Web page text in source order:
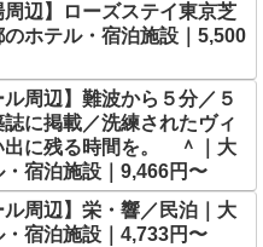
周辺】ローズステイ東京芝
ホテル・宿泊施設｜5,500
ル周辺】難波から５分／５
誌に掲載／洗練されたヴィ
出に残る時間を。 ＾｜大
・宿泊施設｜9,466円〜
ル周辺】栄・響／民泊｜大
・宿泊施設｜4,733円〜